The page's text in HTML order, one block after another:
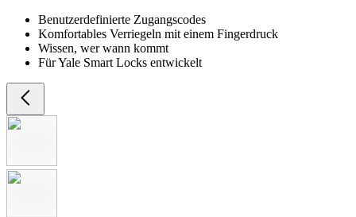
Benutzerdefinierte Zugangscodes
Komfortables Verriegeln mit einem Fingerdruck
Wissen, wer wann kommt
Für Yale Smart Locks entwickelt